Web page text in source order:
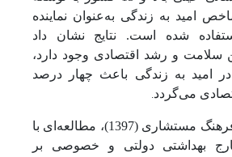
امید به زندگی به‌عنوان نماینده
شده است. نتایج نشان داد
سلامت و رشد اقتصادی وجود دارد،
امید به زندگی باعث چهار درصد
می‌گردد.
مرادی، علیرضا و فرهنگ مستشاری (1397)، مطالعه‌ای با
بهداشتی دولتی و خصوصی بر